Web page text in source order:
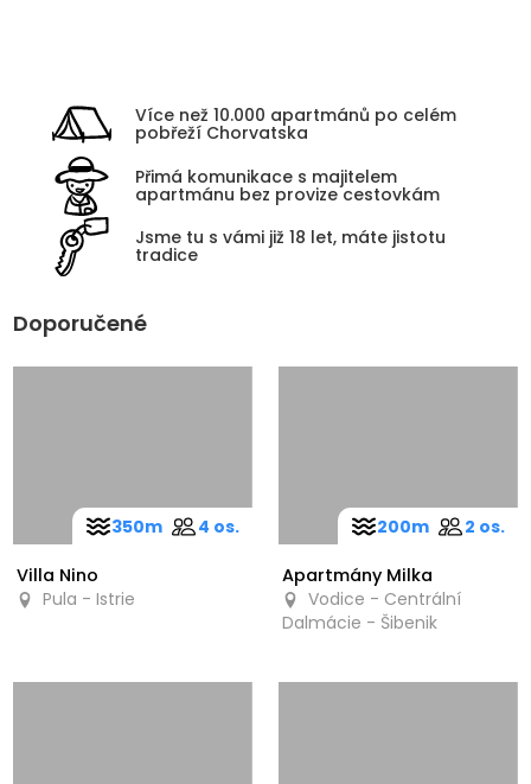
Více než 10.000 apartmánů po celém
pobřeží Chorvatska
Přimá komunikace s majitelem
apartmánu bez provize cestovkám
Jsme tu s vámi již 18 let, máte jistotu
tradice
Doporučené
Villa Nino
Pula - Istrie
350m 4 os.
Apartmány Milka
Vodice - Centrální
Dalmácie - Šibenik
200m 2 os.